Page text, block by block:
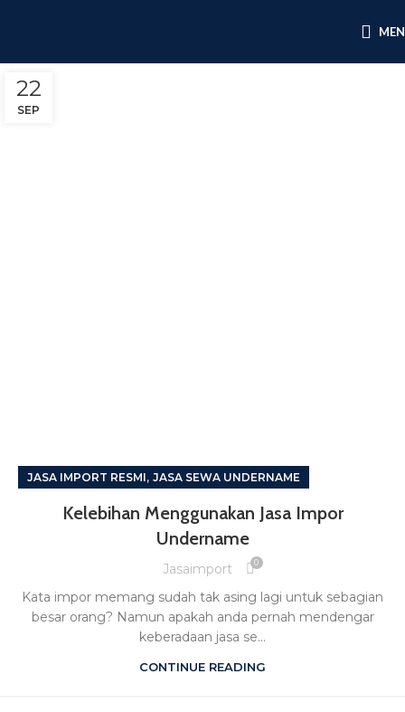
22
SEP
JASA IMPORT RESMI, JASA SEWA UNDERNAME
Kelebihan Menggunakan Jasa Impor
Undername
Jasaimport 0
Kata impor memang sudah tak asing lagi untuk sebagian
besar orang? Namun apakah anda pernah mendengar
keberadaan jasa se...
CONTINUE READING